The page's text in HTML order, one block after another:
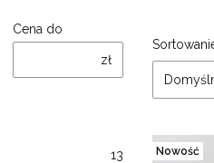
Cena do
zł
13
Lista
Nowość